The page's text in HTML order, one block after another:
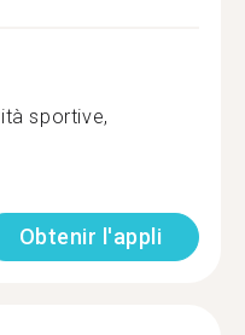
sportive,
Obtenir l'appli